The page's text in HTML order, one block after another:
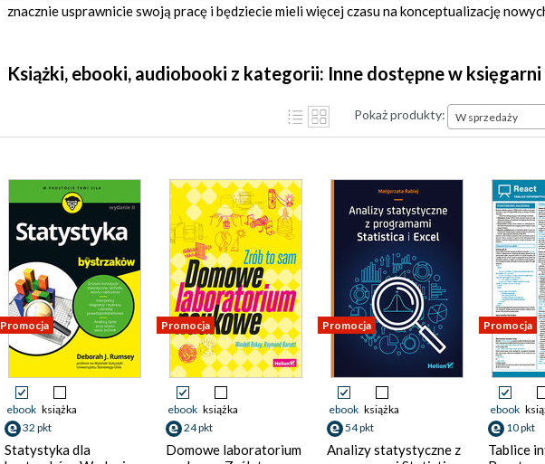
znacznie usprawnicie swoją pracę i będziecie mieli więcej czasu na konceptualizację
Książki, ebooki, audiobooki z kategorii: Inne dostępne w
Pokaż produkty: W sprzedaży
Promocja
ebook książka
32 pkt
Statystyka dla
Promocja
ebook książka
24 pkt
Domowe laboratorium
Promocja
ebook książka
54 pkt
Analizy statystyczne z
Promocja
ebook
10 pkt
Tablice